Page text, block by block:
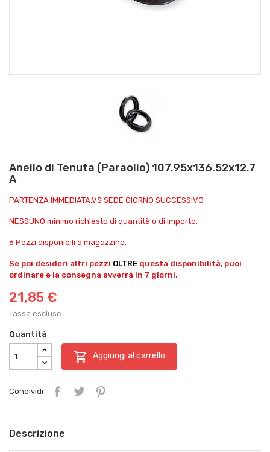
Anello di Tenuta (Paraolio) 107.95x136.52x12.7
A
PARTENZA IMMEDIATA.VS SEDE GIORNO SUCCESSIVO
NESSUNO minimo richiesto di quantità o di importo.
6 Pezzi disponibili a magazzino.
Se poi desideri altri pezzi OLTRE questa disponibilità, puoi
ordinare e la consegna avverrà in 7 giorni.
21,85 €
Tasse escluse
Quantità
 Aggiungi al carrello
Condividi
Descrizione